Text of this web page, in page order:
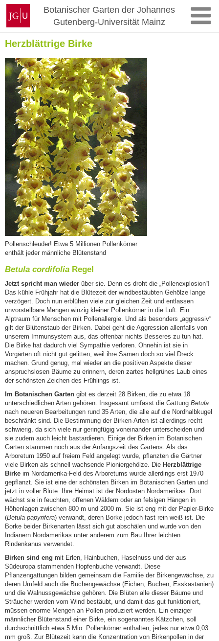
Zum
Inhalt
springen
Johannes
Gutenberg-
Universität
Mainz
Botanischer Garten der Johannes
Gutenberg-Universität Mainz
Herzblättrige Birke
Pollenschleuder! Etwa 5 Millionen Pollenkörner
enthält jeder männliche Blütenstand
Betula cordifolia Regel
Jetzt spricht man wieder über sie. Denn es droht die „Pollenexplosion“!
Das kühle Frühjahr hat die Blütezeit der windbestäubten Gehölze lange
verzögert. Doch nun erblühen viele zur gleichen Zeit und entlassen
unvorstellbare Mengen winzig kleiner Pollenkörner in die Luft. Ein
Alptraum für Menschen mit Pollenallergie. Und als besonders „aggressiv“
gilt der Blütenstaub der Birken. Dabei geht die Aggression allenfalls von
unserem Immunsystem aus, das offenbar nichts Besseres zu tun hat.
Die Birke hat dadurch viel Sympathie verloren. Ohnehin ist sie in
Vorgärten oft nicht gut gelitten, weil ihre Samen doch so viel Dreck
machen. Grund genug, mal wieder an die positiven Aspekte dieser
anspruchslosen Bäume zu erinnern, deren zartes hellgrünes Laub eines
der schönsten Zeichen des Frühlings ist.
Im Botanischen Garten gibt es derzeit 28 Birken, die zu etwa 18
unterschiedlichen Arten gehören. Insgesamt umfasst die Gattung Betula
nach neueren Bearbeitungen rund 35 Arten, die alle auf die Nordhalbkugel
beschränkt sind. Die Bestimmung der Birken-Arten ist allerdings recht
schwierig, da sich viele nur geringfügig voneinander unterscheiden und
sie zudem auch leicht bastardieren. Einige der Birken im Botanischen
Garten stammen noch aus der Anfangszeit des Gartens. Als das
Arboretum 1950 auf freiem Feld angelegt wurde, pflanzten die Gärtner
viele Birken als schnell wachsende Pioniergehölze. Die Herzblättrige
Birke im Nordamerika-Feld des Arboretums wurde allerdings erst 1970
gepflanzt. Sie ist eine der schönsten Birken im Botanischen Garten und
jetzt in voller Blüte. Ihre Heimat ist der Nordosten Nordamerikas. Dort
wächst sie in feuchten, offenen Wäldern oder an felsigen Hängen in
Höhenlagen zwischen 800 m und 2000 m. Sie ist eng mit der Papier-Birke
(Betula papyrifera) verwandt, deren Borke jedoch fast rein weiß ist. Die
Borke beider Birkenarten lässt sich gut abschälen und wurde von den
Indianern Nordamerikas unter anderem zum Bau Ihrer leichten
Rindenkanus verwendet.
Birken sind eng mit Erlen, Hainbuchen, Haselnuss und der aus
Südeuropa stammenden Hopfenbuche verwandt. Diese
Pflanzengattungen bilden gemeinsam die Familie der Birkengewächse, zu
deren Umfeld auch die Buchengewächse (Eichen, Buchen, Esskastanien)
und die Walnussgewächse gehören. Die Blüten alle dieser Bäume und
Sträucher werden vom Wind bestäubt, und damit das gut funktioniert,
müssen enorme Mengen an Pollen produziert werden. Ein einziger
männlicher Blütenstand einer Birke, ein sogenanntes Kätzchen, soll
durchschnittlich etwa 5 Mio. Pollenkörner enthalten, jedes nur etwa 0,03
mm groß. Zur Blütezeit kann die Konzentration von Birkenpollen in der